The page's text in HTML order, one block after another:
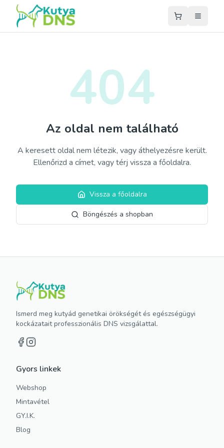
404
Az oldal nem található
A keresett oldal nem létezik, vagy áthelyezésre került.
Ellenőrizd a címet, vagy térj vissza a főoldalra.
Vissza a főoldalra
Böngészés a shopban
Ismerd meg kutyád genetikai örökségét és egészségügyi
kockázatait professzionális DNS vizsgálattal.
Gyors linkek
Webshop
Mintavétel
GY.I.K.
Blog